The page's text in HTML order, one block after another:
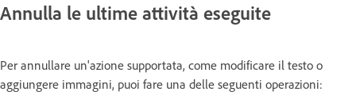
Annulla le ultime attività eseguite
Per annullare un'azione supportata, come modificare il testo o
aggiungere immagini, puoi fare una delle seguenti operazioni: